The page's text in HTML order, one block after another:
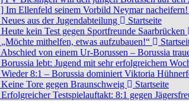
Im Ellenfeld seinem Vorbild Neymar nacheifern!
Neues aus der Jugendabteilung
Startseite
Heute kein Test gegen Sportfreunde Saarbrücken
„Möchte mithelfen, etwas aufzubauen!“
Abschied von einem Ur-Borussen – Borussia
Borussia lebt: Jugend mit sehr erfolgreichem
Wieder 8:1 – Borussia dominiert Viktoria
Keine Tore gegen Braunschweig
Startseite
Erfolgreicher Testspielauftakt: 8:1 gegen